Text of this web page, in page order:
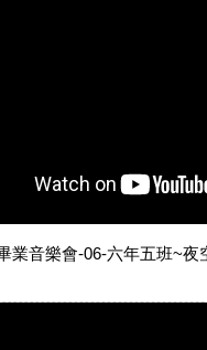
業音樂會-06-六年五班~夜